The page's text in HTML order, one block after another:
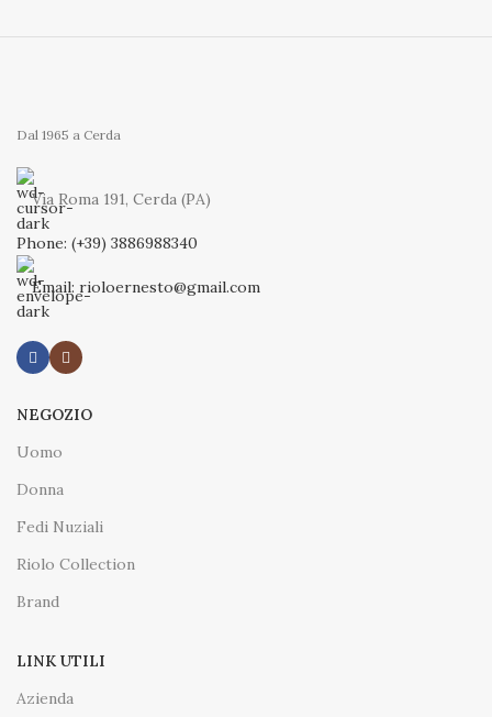
Dal 1965 a Cerda
Via Roma 191, Cerda (PA)
Phone: (+39) 3886988340
Email: rioloernesto@gmail.com
NEGOZIO
Uomo
Donna
Fedi Nuziali
Riolo Collection
Brand
LINK UTILI
Azienda